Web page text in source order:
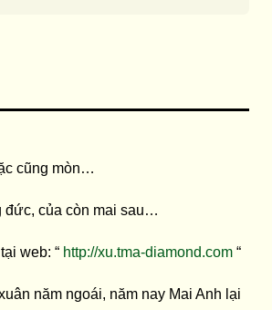
cũng mòn…
đức, của còn mai sau…
web: “ http://xu.tma-diamond.com “
năm ngoái, năm nay Mai Anh lại